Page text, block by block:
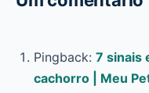
Pingback:7 sinais
cachorro | Meu